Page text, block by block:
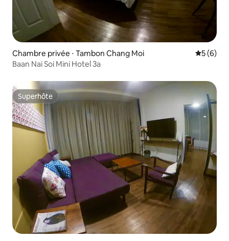
Chambre privée ⋅ Tambon Chang Moi
5 (6)
Baan Nai Soi Mini Hotel 3a
Superhôte
Superhôte